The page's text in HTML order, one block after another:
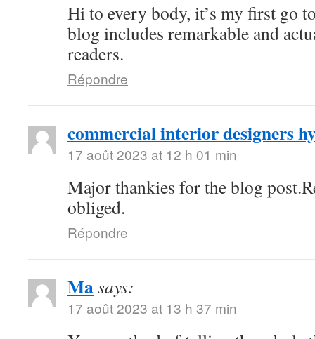
Hi to every body, it’s my first go
blog includes remarkable and
readers.
Répondre
commercial interior designers
17 août 2023 at 12 h 01 min
Major thankies for the blog
obliged.
Répondre
Masays:
17 août 2023 at 13 h 37 min